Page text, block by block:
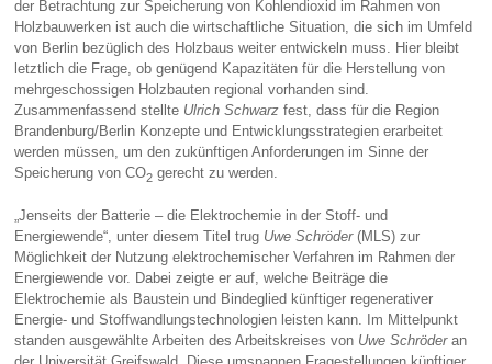
der Betrachtung zur Speicherung von Kohlendioxid im Rahmen von
Holzbauwerken ist auch die wirtschaftliche Situation, die sich im Umfeld
von Berlin bezüglich des Holzbaus weiter entwickeln muss. Hier bleibt
letztlich die Frage, ob genügend Kapazitäten für die Herstellung von
mehrgeschossigen Holzbauten regional vorhanden sind.
Zusammenfassend stellte Ulrich Schwarz fest, dass für die Region
Brandenburg/Berlin Konzepte und Entwicklungsstrategien erarbeitet
werden müssen, um den zukünftigen Anforderungen im Sinne der
Speicherung von CO2 gerecht zu werden.
„Jenseits der Batterie – die Elektrochemie in der Stoff- und
Energiewende“, unter diesem Titel trug Uwe Schröder(MLS) zur
Möglichkeit der Nutzung elektrochemischer Verfahren im Rahmen der
Energiewende vor. Dabei zeigte er auf, welche Beiträge die
Elektrochemie als Baustein und Bindeglied künftiger regenerativer
Energie- und Stoffwandlungstechnologien leisten kann. Im Mittelpunkt
standen ausgewählte Arbeiten des Arbeitskreises von Uwe Schröderan